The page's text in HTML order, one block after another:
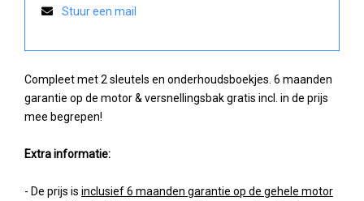
Compleet met 2 sleutels en onderhoudsboekjes. 6 maanden
garantie op de motor & versnellingsbak gratis incl. in de prijs
mee begrepen!
Extra informatie:
- De prijs is inclusief 6 maanden garantie op de gehele motor
Stuur een mail